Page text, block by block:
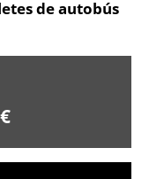
de autobús